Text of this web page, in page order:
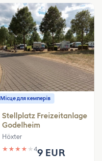
Місце для кемперів
Stellplatz Freizeitanlage
Godelheim
Höxter
★ ★ ★ ★ ★ 49 EUR